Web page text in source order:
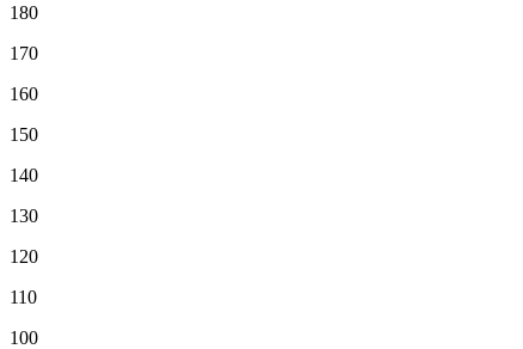
180
170
160
150
140
130
120
110
100